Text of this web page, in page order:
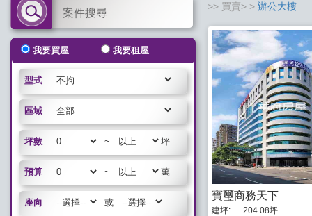
案件搜尋
我要買屋 我要租屋
型式
區域
坪數 ~ 坪
預算 ~ 萬
座向 或
買賣> 辦公大樓
寶璽商務天下
建坪:
204.08坪